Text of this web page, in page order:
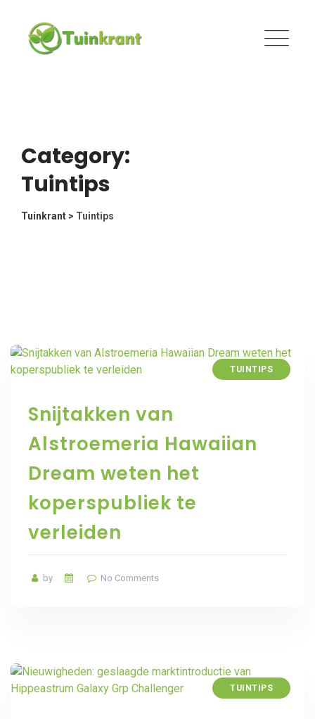
content
Category:
Tuintips
Tuinkrant > Tuintips
TUINTIPS
Snijtakken van
Alstroemeria Hawaiian
Dream weten het
koperspubliek te
verleiden
by No Comments
TUINTIPS